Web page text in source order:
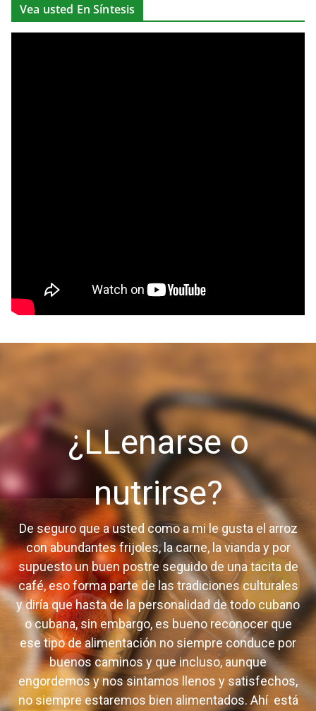
Vea usted En Síntesis
¿LLenarse o
nutrirse?
De seguro que a usted como a mi le gusta el arroz
con abundantes frijoles, la carne, la vianda y por
supuesto un buen postre seguido de una tacita de
café, eso forma parte de las tradiciones culturales
y diría que hasta de la personalidad de todo cubano
o cubana, sin embargo, es bueno reconocer que
ese tipo de alimentación no siempre conduce por
buenos caminos y que incluso, aunque
engordemos y nos sintamos llenos y satisfechos,
no siempre estaremos bien alimentados. Ahí está